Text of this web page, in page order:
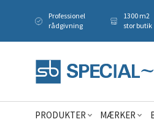
Professionel
rådgivning
1300 m2
stor butik
PRODUKTER MÆRKER